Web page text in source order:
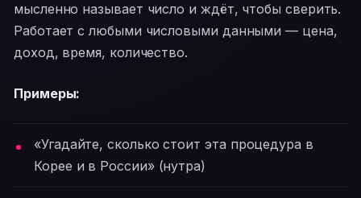
мысленно называет число и ждёт, чтобы сверить.
Работает с любыми числовыми данными — цена,
доход, время, количество.
Примеры:
«Угадайте, сколько стоит эта процедура в
Корее и в России» (нутра)